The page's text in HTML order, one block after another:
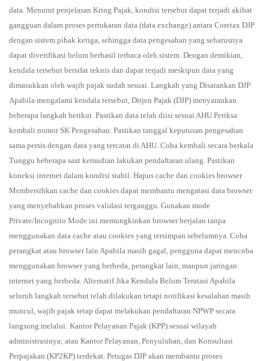
data. Menurut penjelasan Kring Pajak, kondisi tersebut dapat terjadi akibat
gangguan dalam proses pertukaran data (data exchange) antara Coretax DJP
dengan sistem pihak ketiga, sehingga data pengesahan yang seharusnya
dapat diverifikasi belum berhasil terbaca oleh sistem. Dengan demikian,
kendala tersebut bersifat teknis dan dapat terjadi meskipun data yang
dimasukkan oleh wajib pajak sudah sesuai. Langkah yang Disarankan DJP
Apabila mengalami kendala tersebut, Ditjen Pajak (DJP) menyarankan
beberapa langkah berikut. Pastikan data telah diisi sesuai AHU Periksa
kembali nomor SK Pengesahan. Pastikan tanggal keputusan pengesahan
sama persis dengan data yang tercatat di AHU. Coba kembali secara berkala
Tunggu beberapa saat kemudian lakukan pendaftaran ulang. Pastikan
koneksi internet dalam kondisi stabil. Hapus cache dan cookies browser
Membersihkan cache dan cookies dapat membantu mengatasi data browser
yang menyebabkan proses validasi terganggu. Gunakan mode
Private/Incognito Mode ini memungkinkan browser berjalan tanpa
menggunakan data cache atau cookies yang tersimpan sebelumnya. Coba
perangkat atau browser lain Apabila masih gagal, pengguna dapat mencoba
menggunakan browser yang berbeda, perangkat lain, maupun jaringan
internet yang berbeda. Alternatif Jika Kendala Belum Teratasi Apabila
seluruh langkah tersebut telah dilakukan tetapi notifikasi kesalahan masih
muncul, wajib pajak tetap dapat melakukan pendaftaran NPWP secara
langsung melalui: Kantor Pelayanan Pajak (KPP) sesuai wilayah
administrasinya; atau Kantor Pelayanan, Penyuluhan, dan Konsultasi
Perpajakan (KP2KP) terdekat. Petugas DJP akan membantu proses